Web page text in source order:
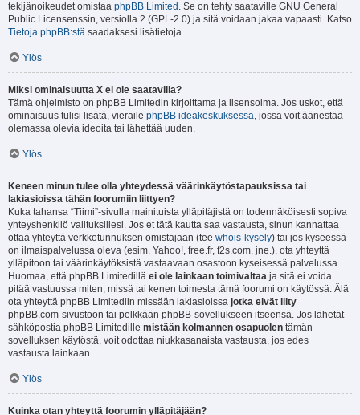
tekijänoikeudet omistaa phpBB Limited . Se on tehty saataville GNU General
Public Licensenssin, versiolla 2 (GPL-2.0) ja sitä voidaan jakaa vapaasti. Katso
Tietoja phpBB:stä saadaksesi lisätietoja.
Ylös
Miksi ominaisuutta X ei ole saatavilla?
Tämä ohjelmisto on phpBB Limitedin kirjoittama ja lisensoima. Jos uskot, että
ominaisuus tulisi lisätä, vieraile phpBB ideakeskuksessa, jossa voit äänestää
olemassa olevia ideoita tai lähettää uuden.
Ylös
Keneen minun tulee olla yhteydessä väärinkäytöstapauksissa tai
lakiasioissa tähän foorumiin liittyen?
Kuka tahansa “Tiimi”-sivulla mainituista ylläpitäjistä on todennäköisesti sopiva
yhteyshenkilö valituksillesi. Jos et tätä kautta saa vastausta, sinun kannattaa
ottaa yhteyttä verkkotunnuksen omistajaan (tee whois-kysely) tai jos kyseessä
on ilmaispalvelussa oleva (esim. Yahoo!, free.fr, f2s.com, jne.), ota yhteyttä
ylläpitoon tai väärinkäytöksistä vastaavaan osastoon kyseisessä palvelussa.
Huomaa, että phpBB Limitedillä ei ole lainkaan toimivaltaa ja sitä ei voida
pitää vastuussa miten, missä tai kenen toimesta tämä foorumi on käytössä. Älä
ota yhteyttä phpBB Limitediin missään lakiasioissa jotka eivät liity
phpBB.com-sivustoon tai pelkkään phpBB-sovellukseen itseensä. Jos lähetät
sähköpostia phpBB Limitedille mistään kolmannen osapuolen tämän
sovelluksen käytöstä, voit odottaa niukkasanaista vastausta, jos edes
vastausta lainkaan.
Ylös
Kuinka otan yhteyttä foorumin ylläpitäjään?